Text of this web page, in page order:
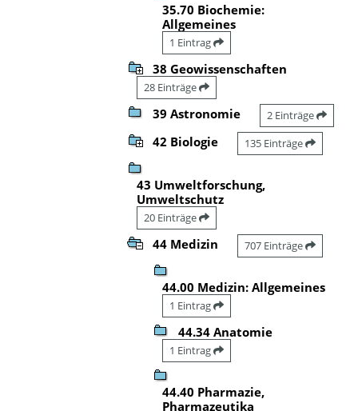
35.70 Biochemie:
Allgemeines
1 Eintrag
38 Geowissenschaften
28 Einträge
39 Astronomie 2 Einträge
42 Biologie 135 Einträge
43 Umweltforschung,
Umweltschutz
20 Einträge
44 Medizin 707 Einträge
44.00 Medizin: Allgemeines
1 Eintrag
44.34 Anatomie
1 Eintrag
44.40 Pharmazie,
Pharmazeutika